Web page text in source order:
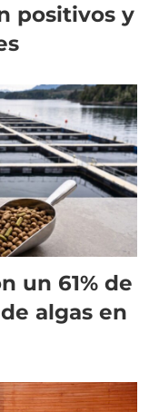
positivos y
un 61% de
algas en